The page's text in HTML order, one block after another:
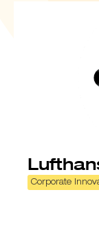
Corporate